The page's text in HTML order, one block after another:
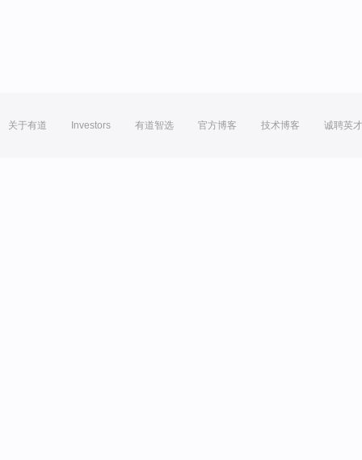
关于有道 Investors 有道智选 官方博客 技术博客 诚聘英才